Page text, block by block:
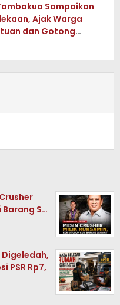
Sampaikan
Ajak Warga
dan Gotong
Barang S…
Digeledah,
PSR Rp7,